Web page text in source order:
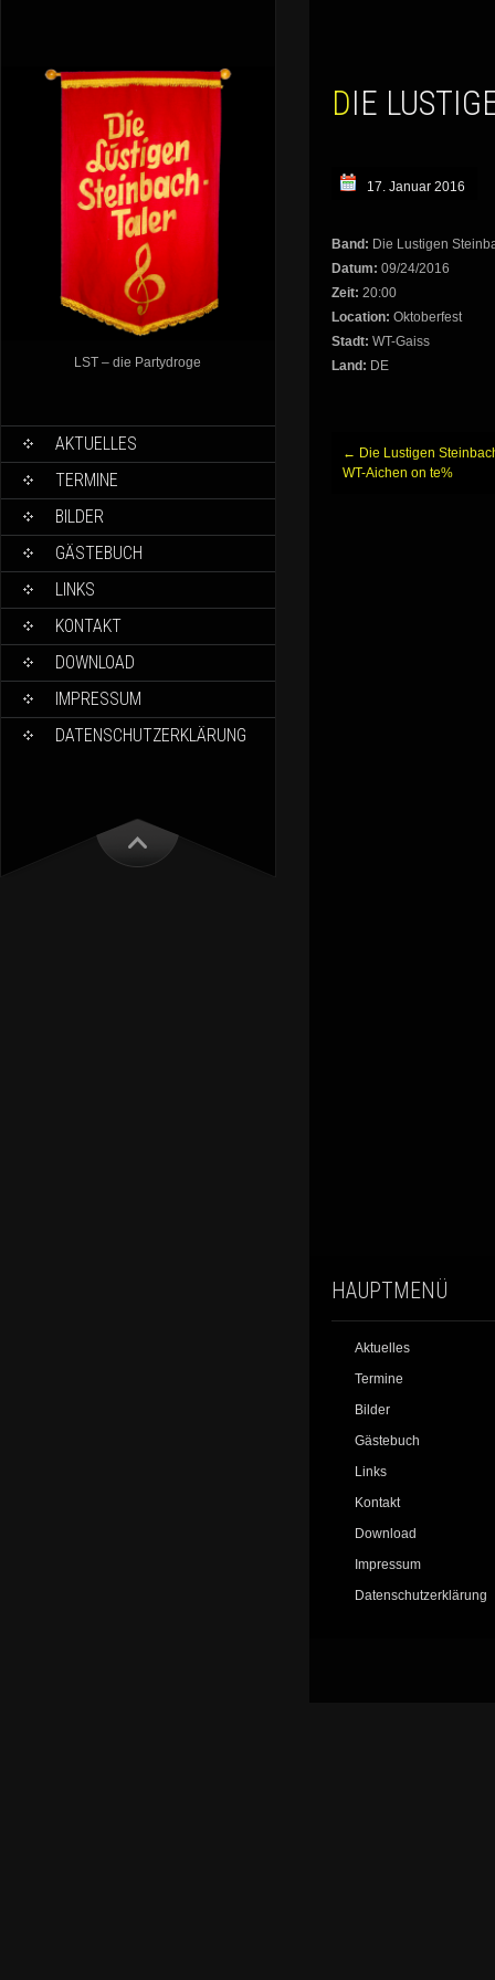
LST – die Partydroge
AKTUELLES
TERMINE
BILDER
GÄSTEBUCH
LINKS
KONTAKT
DOWNLOAD
IMPRESSUM
DATENSCHUTZERKLÄRUNG
DIE
17. Januar 2016
Band: Die Lustigen
Datum: 09/24/2016
Zeit: 20:00
Location: Oktoberfest
Stadt: WT-Gaiss
Land: DE
Beitragsnavigation
← Die Lustigen
WT-Aichen on te%
HAUPTMENÜ
Aktuelles
Termine
Bilder
Gästebuch
Links
Kontakt
Download
Impressum
Datenschutzerklärung